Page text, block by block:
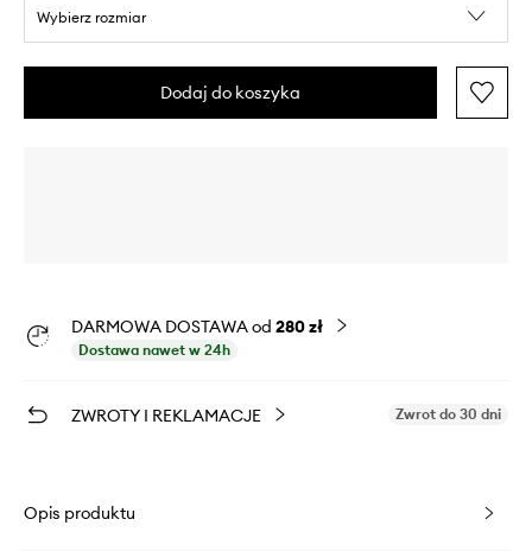
Wybierz rozmiar
Dodaj do koszyka
DARMOWA DOSTAWA od 280 zł
Dostawa nawet w 24h
ZWROTY I REKLAMACJE Zwrot do 30 dni
Opis produktu